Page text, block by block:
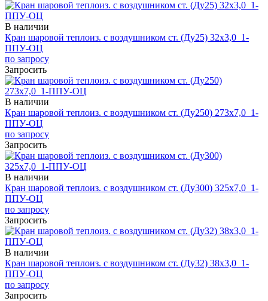
В наличии
Кран шаровой теплоиз. с воздушником ст. (Ду25) 32х3,0_1-
ППУ-ОЦ
по запросу
Запросить
В наличии
Кран шаровой теплоиз. с воздушником ст. (Ду250) 273х7,0_1-
ППУ-ОЦ
по запросу
Запросить
В наличии
Кран шаровой теплоиз. с воздушником ст. (Ду300) 325х7,0_1-
ППУ-ОЦ
по запросу
Запросить
В наличии
Кран шаровой теплоиз. с воздушником ст. (Ду32) 38х3,0_1-
ППУ-ОЦ
по запросу
Запросить